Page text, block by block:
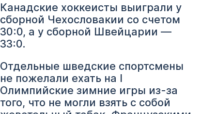
Канадские хоккеисты выиграли у
сборной Чехословакии со счетом
30:0, а у сборной Швейцарии —
33:0.
Отдельные шведские спортсмены
не пожелали ехать на I
Олимпийские зимние игры из-за
того, что не могли взять с собой